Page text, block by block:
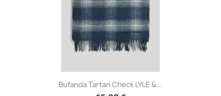
Bufanda Tartan Check LYLE &...